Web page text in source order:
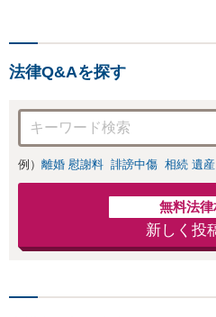
法律Q&Aを探す
例） 離婚 慰謝料 誹謗中傷 相続 遺産
無料法律
新しく投